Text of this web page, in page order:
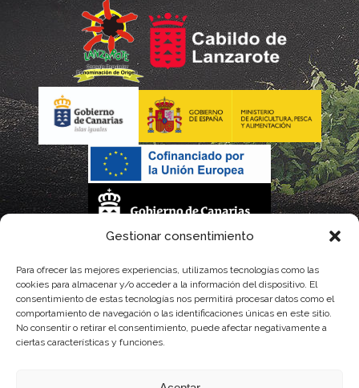
Gestionar consentimiento
Para ofrecer las mejores experiencias, utilizamos tecnologías como las
cookies para almacenar y/o acceder a la información del dispositivo. El
consentimiento de estas tecnologías nos permitirá procesar datos como el
comportamiento de navegación o las identificaciones únicas en este sitio.
No consentir o retirar el consentimiento, puede afectar negativamente a
ciertas características y funciones.
parcialmente, por el Gobierno de Canarias
con fondos provenientes del presupuesto de gastos del Instituto Canario de
Calidad Agroalimentaria